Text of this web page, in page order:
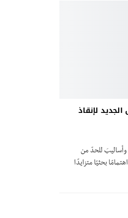
لإنقاذ
وأساليبَ للحدّ من
بحثيًا متزايدًا